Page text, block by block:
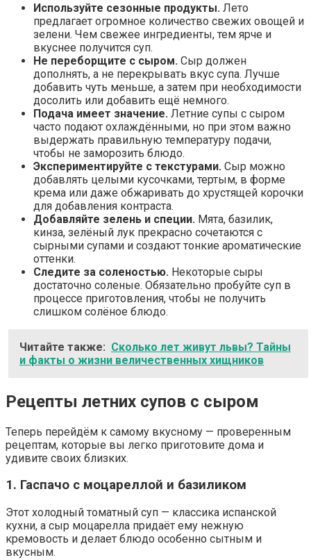
Используйте сезонные продукты. Лето
предлагает огромное количество свежих овощей и
зелени. Чем свежее ингредиенты, тем ярче и
вкуснее получится суп.
Не переборщите с сыром. Сыр должен
дополнять, а не перекрывать вкус супа. Лучше
добавить чуть меньше, а затем при необходимости
досолить или добавить ещё немного.
Подача имеет значение. Летние супы с сыром
часто подают охлаждёнными, но при этом важно
выдержать правильную температуру подачи,
чтобы не заморозить блюдо.
Экспериментируйте с текстурами. Сыр можно
добавлять целыми кусочками, тертым, в форме
крема или даже обжаривать до хрустящей корочки
для добавления контраста.
Добавляйте зелень и специи. Мята, базилик,
кинза, зелёный лук прекрасно сочетаются с
сырными супами и создают тонкие ароматические
оттенки.
Следите за соленостью. Некоторые сыры
достаточно соленые. Обязательно пробуйте суп в
процессе приготовления, чтобы не получить
слишком солёное блюдо.
Читайте также: Сколько лет живут львы? Тайны
и факты о жизни величественных хищников
Рецепты летних супов с сыром
Теперь перейдём к самому вкусному — проверенным
рецептам, которые вы легко приготовите дома и
удивите своих близких.
1. Гаспачо с моцареллой и базиликом
Этот холодный томатный суп — классика испанской
кухни, а сыр моцарелла придаёт ему нежную
кремовость и делает блюдо особенно сытным и
вкусным.